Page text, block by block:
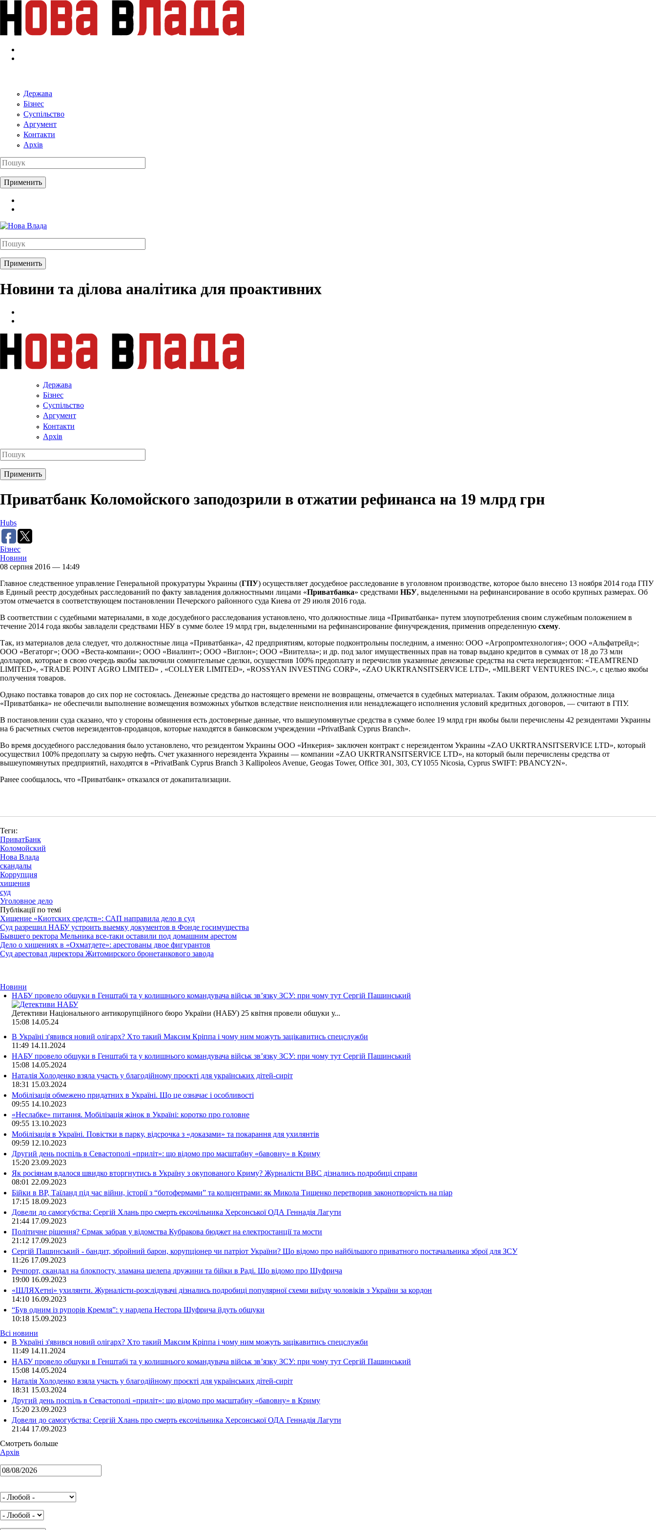
Перейти к основному содержанию
Держава
Бізнес
Суспільство
Аргумент
Контакти
Архів
Новини та ділова аналітика для проактивних
Держава
Бізнес
Суспільство
Аргумент
Контакти
Архів
Приватбанк Коломойского заподозрили в отжатии рефинанса на 19 млрд грн
Hubs
Бізнес
Новини
08 серпня 2016 — 14:49
Главное следственное управление Генеральной прокуратуры Украины (ГПУ) осуществляет досудебное расследование в уголовном производстве, которое было внесено 13 ноября 2014 года ГПУ
в Единый реестр досудебных расследований по факту завладения должностными лицами «Приватбанка» средствами НБУ, выделенными на рефинансирование в особо крупных размерах. Об
этом отмечается в соответствующем постановлении Печерского районного суда Киева от 29 июля 2016 года.
В соответствии с судебными материалами, в ходе досудебного расследования установлено, что должностные лица «Приватбанка» путем злоупотребления своим служебным положением в
течение 2014 года якобы завладели средствами НБУ в сумме более 19 млрд грн, выделенными на рефинансирование финучреждения, применив определенную схему.
Так, из материалов дела следует, что должностные лица «Приватбанка», 42 предприятиям, которые подконтрольны последним, а именно: ООО «Агропромтехнология»; ООО «Альфатрейд»;
ООО «Вегаторг»; ООО «Веста-компани»; ООО «Виалинт»; ООО «Виглон»; ООО «Виителла»; и др. под залог имущественных прав на товар выдано кредитов в суммах от 18 до 73 млн
долларов, которые в свою очередь якобы заключили сомнительные сделки, осуществив 100% предоплату и перечислив указанные денежные средства на счета нерезидентов: «TEAMTREND
LIMITED», «TRADE POINT AGRO LIMITED» , «COLLYER LIMITED», «ROSSYAN INVESTING CORP», «ZAO UKRTRANSITSERVICE LTD», «MILBERT VENTURES INC.», с целью якобы
получения товаров.
Однако поставка товаров до сих пор не состоялась. Денежные средства до настоящего времени не возвращены, отмечается в судебных материалах. Таким образом, должностные лица
«Приватбанка» не обеспечили выполнение возмещения возможных убытков вследствие неисполнения или ненадлежащего исполнения условий кредитных договоров, — считают в ГПУ.
В постановлении суда сказано, что у стороны обвинения есть достоверные данные, что вышеупомянутые средства в сумме более 19 млрд грн якобы были перечислены 42 резидентами Украины
на 6 расчетных счетов нерезидентов-продавцов, которые находятся в банковском учреждении «PrivatBank Cyprus Branch».
Во время досудебного расследования было установлено, что резидентом Украины ООО «Инкерия» заключен контракт с нерезидентом Украины «ZAO UKRTRANSITSERVICE LTD», который
осуществил 100% предоплату за сырую нефть. Счет указанного нерезидента Украины — компании «ZAO UKRTRANSITSERVICE LTD», на который были перечислены средства от
вышеупомянутых предприятий, находятся в «PrivatBank Cyprus Branch 3 Kallipoleos Avenue, Geogas Tower, Office 301, 303, CY1055 Nicosia, Cyprus SWIFT: PBANCY2N».
Ранее сообщалось, что «Приватбанк» отказался от докапитализации.
Теги:
ПриватБанк
Коломойский
Нова Влада
скандалы
Коррупция
хищения
суд
Уголовное дело
Публікації по темі
Хищение «Киотских средств»: САП направила дело в суд
Суд разрешил НАБУ устроить выемку документов в Фонде госимущества
Бывшего ректора Мельника все-таки оставили под домашним арестом
Дело о хищениях в «Охматдете»: арестованы двое фигурантов
Суд арестовал директора Житомирского бронетанкового завода
Новини
НАБУ провело обшуки в Генштабі та у колишнього командувача військ зв’язку ЗСУ: при чому тут Сергій Пашинський
Детективи Національного антикорупційного бюро України (НАБУ) 25 квітня провели обшуки у...
15:08 14.05.24
В Україні з'явився новий олігарх? Хто такий Максим Кріппа і чому ним можуть зацікавитись спецслужби
11:49 14.11.2024
НАБУ провело обшуки в Генштабі та у колишнього командувача військ зв’язку ЗСУ: при чому тут Сергій Пашинський
15:08 14.05.2024
Наталія Холоденко взяла участь у благодійному проєкті для українських дітей-сиріт
18:31 15.03.2024
Мобілізація обмежено придатних в Україні. Що це означає і особливості
09:55 14.10.2023
«Неслабке» питання. Мобілізація жінок в Україні: коротко про головне
09:55 13.10.2023
Мобілізація в Україні. Повістки в парку, відсрочка з «доказами» та покарання для ухилянтів
09:59 12.10.2023
Другий день поспіль в Севастополі «приліт»: що відомо про масштабну «бавовну» в Криму
15:20 23.09.2023
Як росіянам вдалося швидко вторгнутись в Україну з окупованого Криму? Журналісти ВВС дізнались подробиці справи
08:01 22.09.2023
Бійки в ВР, Таїланд під час війни, історії з “ботофермами” та колцентрами: як Микола Тищенко перетворив законотворчість на піар
17:15 18.09.2023
Довели до самогубства: Сергій Хлань про смерть ексочільника Херсонської ОДА Геннадія Лагути
21:44 17.09.2023
Політичне рішення? Єрмак забрав у відомства Кубракова бюджет на електростанції та мости
21:12 17.09.2023
Сергій Пашинський - бандит, збройний барон, корупціонер чи патріот України? Що відомо про найбільшого приватного постачальника зброї для ЗСУ
11:26 17.09.2023
Речпорт, скандал на блокпосту, зламана щелепа дружини та бійки в Раді. Що відомо про Шуфрича
19:00 16.09.2023
«ШЛЯХетні» ухилянти. Журналісти-розслідувачі дізнались подробиці популярної схеми виїзду чоловіків з України за кордон
14:10 16.09.2023
“Був одним із рупорів Кремля”: у нардепа Нестора Шуфрича йдуть обшуки
10:18 15.09.2023
Всі новини
В Україні з'явився новий олігарх? Хто такий Максим Кріппа і чому ним можуть зацікавитись спецслужби
11:49 14.11.2024
НАБУ провело обшуки в Генштабі та у колишнього командувача військ зв’язку ЗСУ: при чому тут Сергій Пашинський
15:08 14.05.2024
Наталія Холоденко взяла участь у благодійному проєкті для українських дітей-сиріт
18:31 15.03.2024
Другий день поспіль в Севастополі «приліт»: що відомо про масштабну «бавовну» в Криму
15:20 23.09.2023
Довели до самогубства: Сергій Хлань про смерть ексочільника Херсонської ОДА Геннадія Лагути
21:44 17.09.2023
Смотреть больше
Архів